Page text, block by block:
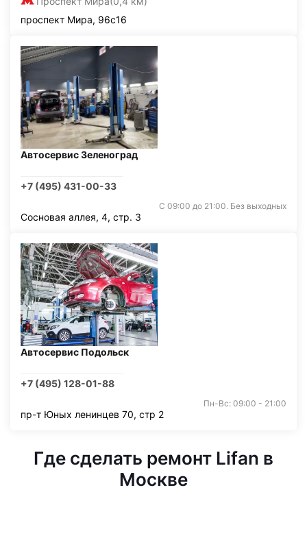
проспект Мира, 96с16
Автосервис Зеленоград
+7 (495) 431-00-33
С 09:00 до 21:00. Без выходных
Сосновая аллея, 4, стр. 3
Автосервис Подольск
+7 (495) 128-01-88
Пн-Вс: 09:00 - 21:00
пр-т Юных ленинцев 70, стр 2
Где сделать ремонт Lifan в
Москве